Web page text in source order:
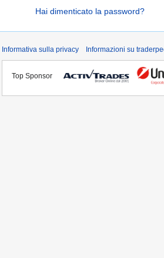
Hai dimenticato la password?
Informativa sulla privacy Informazioni su
Top Sponsor